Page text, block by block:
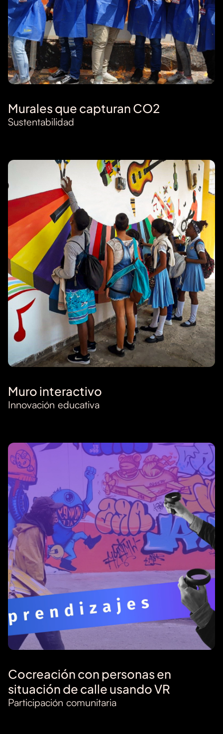
Murales que capturan CO2
Sustentabilidad
Muro interactivo
Innovación educativa
Cocreación con personas en
situación de calle usando VR
Participación comunitaria